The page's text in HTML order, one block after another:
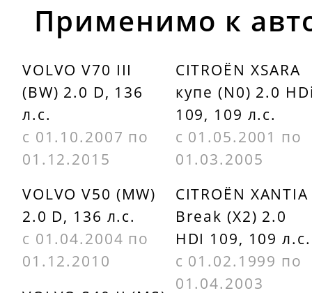
Применимо к
VOLVO V70 III
(BW) 2.0 D, 136
л.с.
с 01.10.2007 по
01.12.2015
VOLVO V50 (MW)
2.0 D, 136 л.с.
с 01.04.2004 по
01.12.2010
CITROËN XSARA
купе (N0) 2.0
109, 109 л.с.
с 01.05.2001 по
01.03.2005
CITROËN XANTIA
Break (X2) 2.0
HDI 109, 109 л.с.
с 01.02.1999 по
01.04.2003